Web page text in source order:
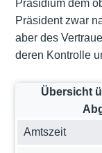
Präsidium dem
Präsident zwar
aber des
deren Kontrolle
Übersicht
Amtszeit